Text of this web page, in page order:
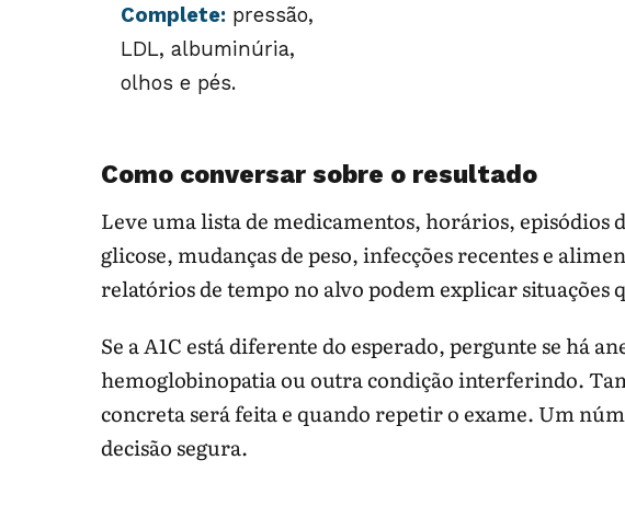
Complete: pressão,
LDL, albuminúria,
olhos e pés.
Como conversar sobre o resultado
Leve uma lista de medicamentos, horários, episódios
glicose, mudanças de peso, infecções recentes e
relatórios de tempo no alvo podem explicar situações
Se a A1C está diferente do esperado, pergunte se há
hemoglobinopatia ou outra condição interferindo.
concreta será feita e quando repetir o exame. Um
decisão segura.